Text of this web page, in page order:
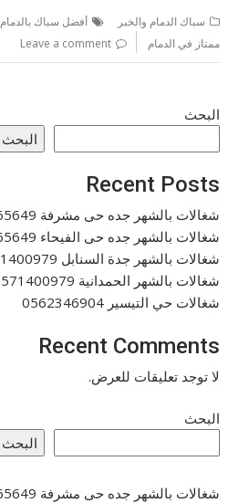
سباك الدمام والخبر أفضل سباك بالدمام
ممتاز في الدمام
Leave a comment
البحث
البحث
Recent Posts
شغالات بالشهر جده حى مشرفة 0577265649
شغالات بالشهر جده حى الفيحاء 0577265649
شغالات بالشهر جدة السنابل 0571400979
شغالات بالشهر الحمدانية 0571400979
شغالات حي التيسير 0562346904
Recent Comments
لا توجد تعليقات للعرض.
البحث
البحث
شغالات بالشهر جده حى مشرفة 0577265649